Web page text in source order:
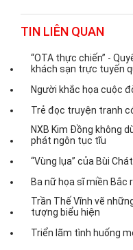
TIN LIÊN QUAN
“OTA thực chiến” -
khách sạn trực tuyến
Người khắc họa cuộc
Trẻ đọc truyện tranh
NXB Kim Đồng không
phát ngôn tục tĩu
“Vùng lụa” của Bùi
Ba nữ họa sĩ miền
Trần Thế Vĩnh vẽ
tượng biểu hiện
Triển lãm tình huống